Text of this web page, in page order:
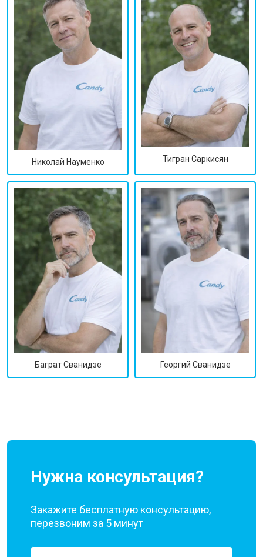
Николай Науменко Тигран Саркисян
Баграт Сванидзе Георгий Сванидзе
Нужна консультация?
Закажите бесплатную консультацию,
перезвоним за 5 минут